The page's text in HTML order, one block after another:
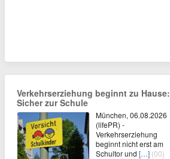
Verkehrserziehung beginnt zu Hause:
Sicher zur Schule
München, 06.08.2026
(lifePR) -
Verkehrserziehung
beginnt nicht erst am
Schultor und […] (00)